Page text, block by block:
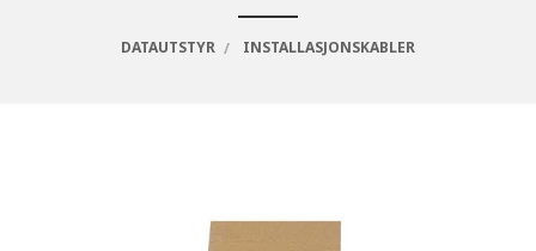
DATAUTSTYR INSTALLASJONSKABLER